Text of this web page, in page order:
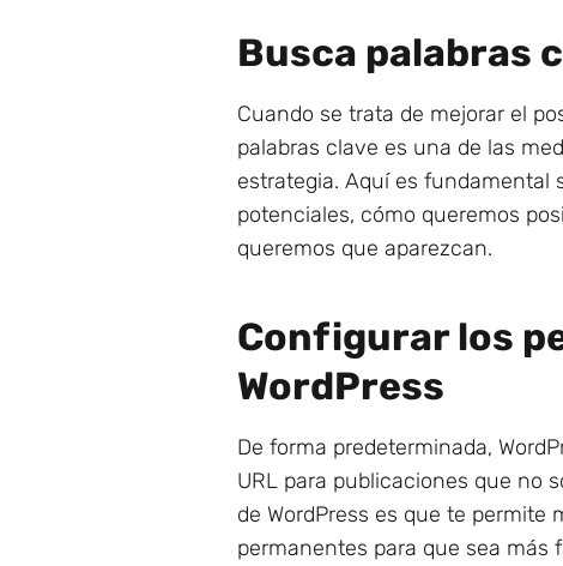
Busca palabras
Cuando se trata de mejorar el
palabras clave es una de las
estrategia. Aquí es fundamental
potenciales, cómo queremos
queremos que aparezcan.
Configurar los
WordPress
De forma predeterminada,
URL para publicaciones que no
de WordPress es que te
permanentes para que sea más